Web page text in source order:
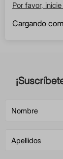
Por favor,
Cargando